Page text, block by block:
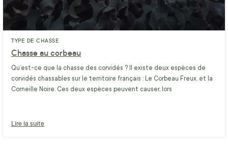
TYPE DE CHASSE
Chasse au corbeau
Qu’est-ce que la chasse des corvidés ? Il existe deux espèces de
corvidés chassables sur le territoire français : Le Corbeau Freux, et la
Corneille Noire. Ces deux espèces peuvent causer, lors
Lire la suite